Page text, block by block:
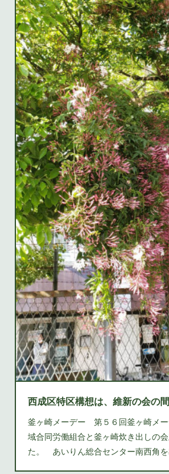
釜ヶ崎メーデー 第５６回釜ヶ崎メ
域合同労働組合と釜ヶ崎炊き出しの
た。 あいりん総合センター南西角